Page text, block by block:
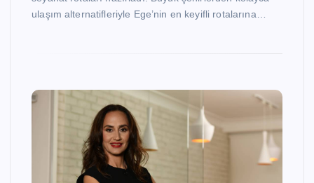
ulaşım alternatifleriyle Ege’nin en keyifli rotalarına…